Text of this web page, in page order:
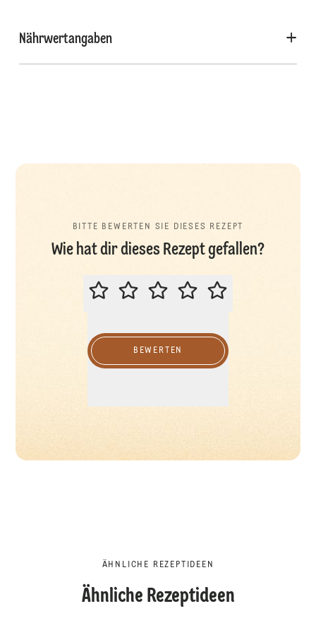
Nährwertangaben
BITTE BEWERTEN SIE DIESES REZEPT
Wie hat dir dieses Rezept gefallen?
BITTE BEWERTEN SIE DIESES
BEWERTEN
ÄHNLICHE REZEPTIDEEN
Ähnliche Rezeptideen